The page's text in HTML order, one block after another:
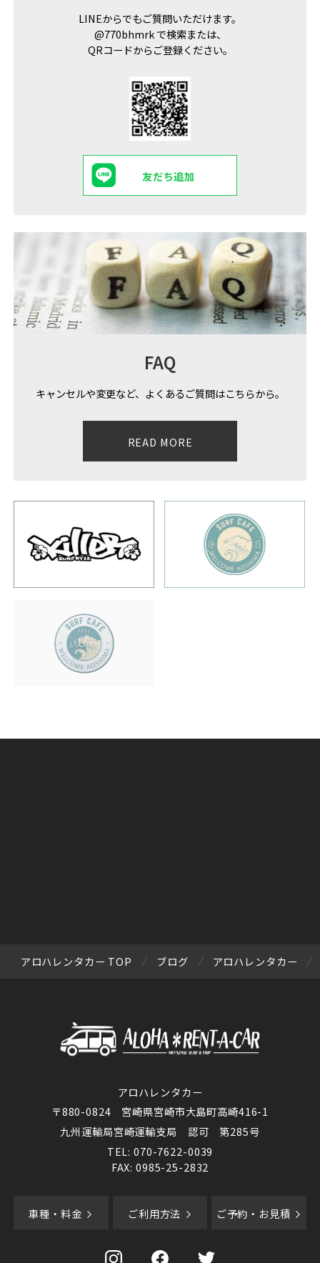
LINEからでもご質問いただけます。
@770bhmrk で検索または、
QRコードからご登録ください。
友だち追加
FAQ
キャンセルや変更など、よくあるご質問はこちらから。
READ MORE
アロハレンタカー TOP ブログ アロハレンタカー
アロハレンタカー
〒880-0824 宮崎県宮崎市大島町高崎416-1
九州運輸局宮崎運輸支局 認可 第285号
TEL: 070-7622-0039
FAX: 0985-25-2832
車種・料金 ご利用方法 ご予約・お見積